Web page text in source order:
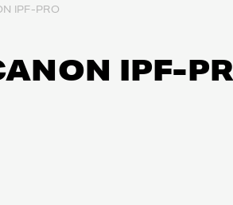
IPF-PRO
IPF-